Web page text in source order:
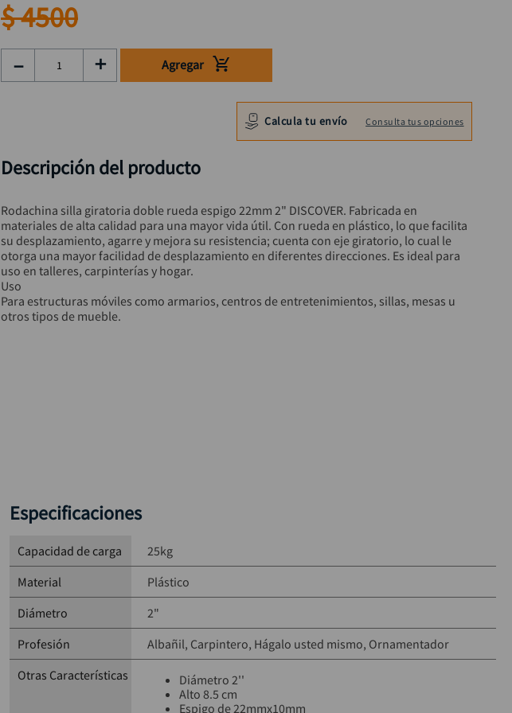
$4500
＋
－ Agregar
Calcula tu envío Consulta tus opciones
Descripción del producto
Rodachina silla giratoria doble rueda espigo 22mm 2" DISCOVER. Fabricada en
materiales de alta calidad para una mayor vida útil. Con rueda en plástico, lo que facilita
su desplazamiento, agarre y mejora su resistencia; cuenta con eje giratorio, lo cual le
otorga una mayor facilidad de desplazamiento en diferentes direcciones. Es ideal para
uso en talleres, carpinterías y hogar.
Uso
Para estructuras móviles como armarios, centros de entretenimientos, sillas, mesas u
otros tipos de mueble.
Especificaciones
Capacidad de carga
25kg
Material
Plástico
Diámetro
2"
Profesión
Albañil Carpintero Hágalo usted mismo Ornamentador
Otras Características
Diámetro 2''
Alto 8.5 cm
Espigo de 22mmx10mm